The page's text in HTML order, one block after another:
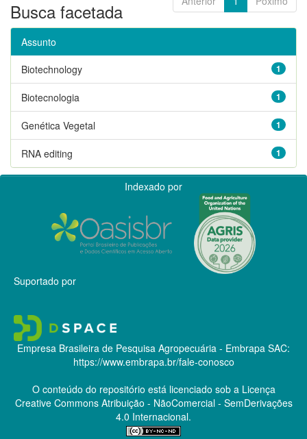
Busca facetada
Assunto
1
Biotechnology
1
Biotecnologia
1
Genética Vegetal
1
RNA editing
Indexado por
Suportado por
Empresa Brasileira de Pesquisa Agropecuária - Embrapa SAC:
https://www.embrapa.br/fale-conosco
O conteúdo do repositório está licenciado sob a Licença
Creative CommonsAtribuição - NãoComercial - SemDerivações
4.0 Internacional.